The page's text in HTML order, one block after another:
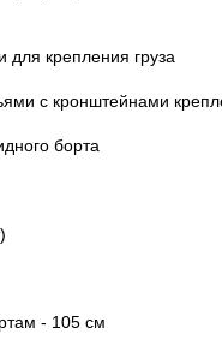
крепления груза
с кронштейнами
борта
- 105 см